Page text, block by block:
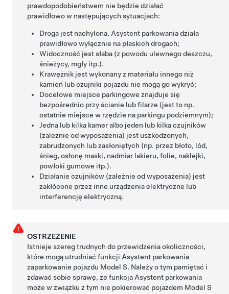
prawdopodobieństwem nie będzie działać
prawidłowo w następujących sytuacjach:
Droga jest nachylona. Asystent parkowaniadziała
prawidłowo wyłącznie na płaskich drogach;
Widoczność jest słaba (z powodu ulewnego deszczu,
śnieżycy, mgły itp.).
Krawężnik jest wykonany z materiału innego niż
kamień lub czujniki pojazdu nie mogą go wykryć;
Docelowe miejsce parkingowe znajduje się
bezpośrednio przy ścianie lub filarze (jest to np.
ostatnie miejsce w rzędzie na parkingu podziemnym);
Jedna lub kilka kameralbo jeden lub kilka czujników
(zależnie od wyposażenia) jest uszkodzonych,
zabrudzonych lub zasłoniętych (np. przez błoto, lód,
śnieg, osłonę maski, nadmiar lakieru, folie, naklejki,
powłoki gumowe itp.).
Działanie czujników (zależnie od wyposażenia) jest
zakłócone przez inne urządzenia elektryczne lub
interferencję elektryczną.
OSTRZEŻENIE
Istnieje szereg trudnych do przewidzenia okoliczności,
które mogą utrudniać funkcji Asystent parkowania
zaparkowanie pojazdu Model S. Należy o tym pamiętać i
zdawać sobie sprawę, że funkcja Asystent parkowania
może w związku z tym nie pokierować pojazdem Model S